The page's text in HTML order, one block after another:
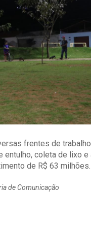
frentes de
entulho, coleta de lixo e
de R$ 63 milhões.
de Comunicação